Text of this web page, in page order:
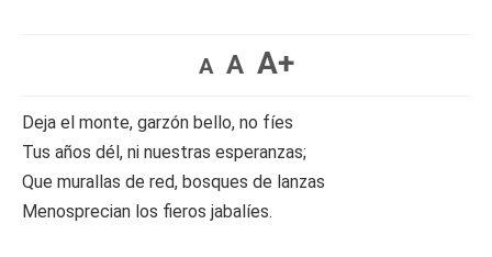
A A A+
Deja el monte, garzón bello, no fíes
Tus años dél, ni nuestras esperanzas;
Que murallas de red, bosques de lanzas
Menosprecian los fieros jabalíes.